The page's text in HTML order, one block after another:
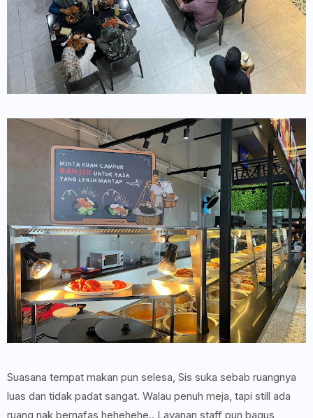
Suasana tempat makan pun selesa, Sis suka sebab ruangnya
luas dan tidak padat sangat. Walau penuh meja, tapi still ada
ruang nak bernafas hehehehe.. Layanan staff pun bagus,